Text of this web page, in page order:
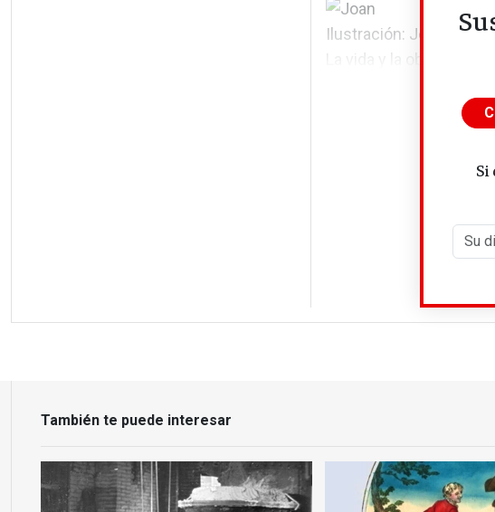
Ilustración: Jotaere
La vida y la obra de
También te puede interesar